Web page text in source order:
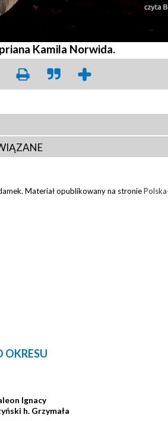
Kamila Norwida.
Materiał opublikowany na stronie
OKRESU
Ignacy
h. Grzymała